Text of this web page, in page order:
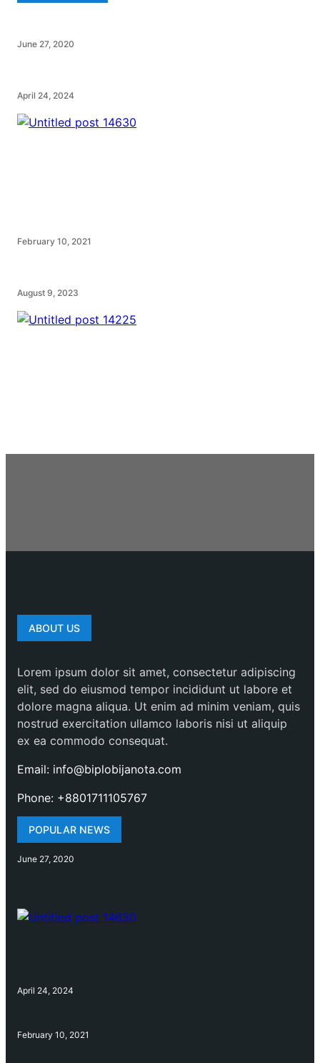
June 27, 2020
April 24, 2024
February 10, 2021
August 9, 2023
ABOUT US
Lorem ipsum dolor sit amet, consectetur adipiscing
elit, sed do eiusmod tempor incididunt ut labore et
dolore magna aliqua. Ut enim ad minim veniam, quis
nostrud exercitation ullamco laboris nisi ut aliquip
ex ea commodo consequat.
Email: info@biplobijanota.com
Phone: +8801711105767
POPULAR NEWS
June 27, 2020
April 24, 2024
February 10, 2021